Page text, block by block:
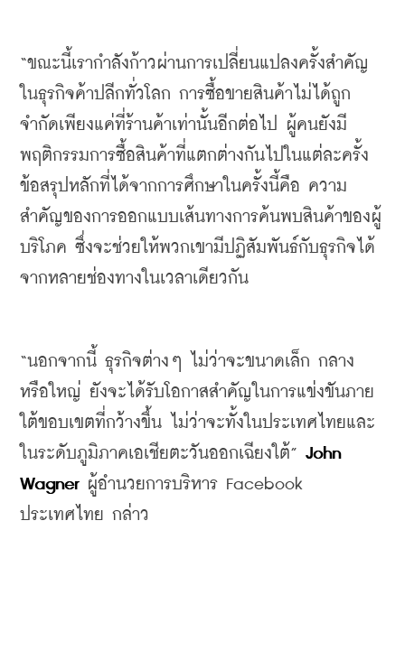
“ขณะนี้เรากำลังก้าวผ่านการเปลี่ยนแปลงครั้งสำคัญ
ในธุรกิจค้าปลีกทั่วโลก การซื้อขายสินค้าไม่ได้ถูก
จำกัดเพียงแค่ที่ร้านค้าเท่านั้นอีกต่อไป
ผู้คนยังมี
ข้อสรุปหลักที่ได้จากการศึกษาในครั้งนี้คือ ความ
สำคัญของการออกแบบเส้นทางการค้นพบสินค้าของผู้
บริโภค ซึ่งจะช่วยให้พวกเขามีปฏิสัมพันธ์กับธุรกิจได้
จากหลายช่องทางในเวลาเดียวกัน
“นอกจากนี้ ธุรกิจต่างๆ ไม่ว่าจะขนาดเล็ก กลาง
หรือใหญ่ ยังจะได้รับโอกาสสำคัญในการแข่งขันภาย
ใต้ขอบเขตที่กว้างขึ้น
ไม่ว่าจะทั้งในประเทศไทยและ
ในระดับภูมิภาคเอเชียตะวันออกเฉียงใต้” John
Wagner ผู้อำนวยการบริหาร
Facebook
ประเทศไทย กล่าว